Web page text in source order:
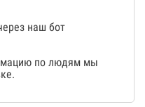
наш бот
по людям мы